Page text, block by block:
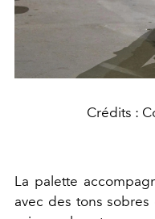
Crédits :
La palette
avec des tons